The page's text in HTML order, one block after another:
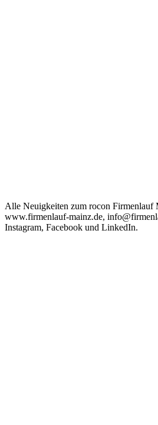
Alle Neuigkeiten zum rocon Firmenlauf
www.firmenlauf-mainz.de,
Instagram, Facebook und LinkedIn.